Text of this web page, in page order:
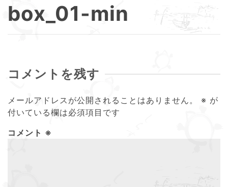
box_01-min
コメントを残す
メールアドレスが公開されることはありません。 ※ が
付いている欄は必須項目です
コメント ※